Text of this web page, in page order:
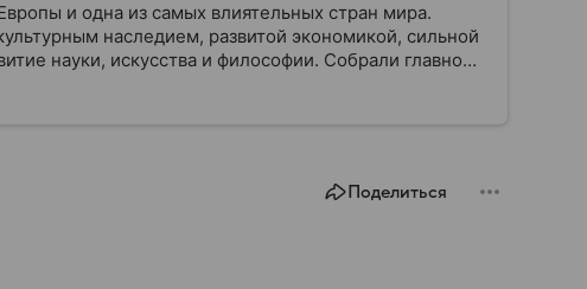
и одна из самых влиятельных стран мира.
наследием, развитой экономикой, сильной
науки, искусства и философии. Собрали главное
Поделиться